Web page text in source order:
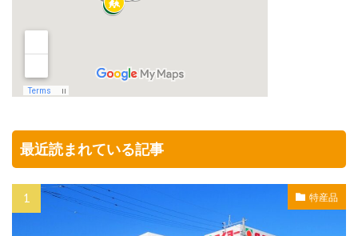
最近読まれている記事
特産品